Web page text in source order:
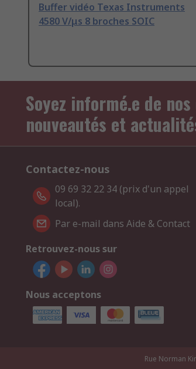
Buffer vidéo Texas Instruments
4580 V/μs 8 broches SOIC
Soyez informé.e de
nouveautés et
Contactez-nous
09 69 32 22 34 (prix d'un appel
local).
Par e-mail dans Aide & Contact
Retrouvez-nous sur
Nous acceptons
Rue Norman